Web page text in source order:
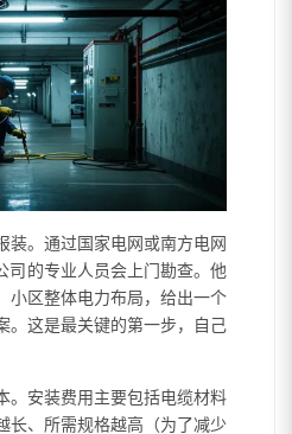
装。通过国家电网或南方电网
司的专业人员会上门勘查。他
小区整体电力布局，给出一个
。这是最关键的第一步，自己
。安装费用主要包括电缆材料
长、所需规格越高（为了减少